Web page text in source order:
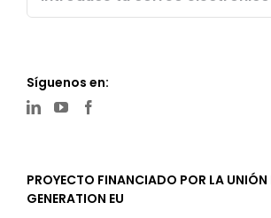
Síguenos en:
PROYECTO FINANCIADO POR LA UNIÓN
GENERATION EU